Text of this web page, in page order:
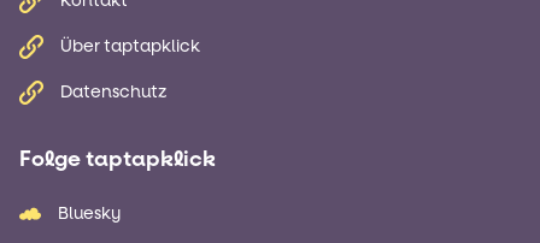
Über taptapklick
Datenschutz
Folge taptapklick
Bluesky